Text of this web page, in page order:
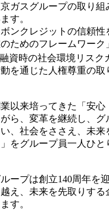
ガスグループの取り組
す。
ンクレジットの信頼性
ためのフレームワーク
資時の社会環境リスク
を通じた人権尊重の取
以来培ってきた「安心
ら、変革を継続し、グ
い、社会をささえ、未
をグループ員一人ひと
ープは創立140周年を
え、未来を先取りする
す。